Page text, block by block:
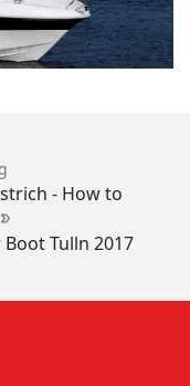
- How to
Tulln 2017